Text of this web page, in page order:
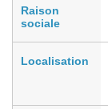
Raison
sociale
Localisation